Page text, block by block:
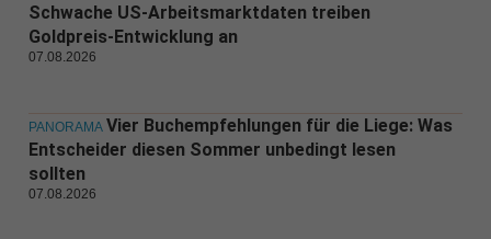
Schwache US-Arbeitsmarktdaten treiben
Goldpreis-Entwicklung an
07.08.2026
PANORAMA Vier Buchempfehlungen für die Liege: Was
Entscheider diesen Sommer unbedingt lesen
sollten
07.08.2026